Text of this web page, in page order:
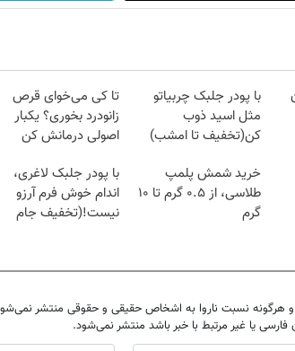
با پودر جلبک چربیاتو
مثل اسید ذوب
کن(تخفیف تا امشب)
تا کی می‌خوای قرص
زانودرد بخوری؟ یکبار
اصولی درمانش کن
خرید شمش پلمپ
طلاسی، از ۰.۵ گرم تا ۱۰
گرم
با پودر جلبک لاغری،
اندام خوش فرم آرزو
نیست!(تخفیف جام
هرگونه نسبت ناروا به اشخاص حقیقی و حقوقی منتشر
فارسی یا غیر مرتبط با خبر باشد منتشر نمی‌شود.